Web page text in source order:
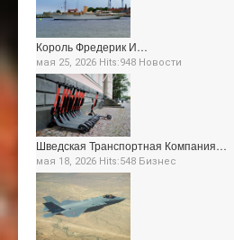
Король Фредерик И…
мая 25, 2026 Hits:948 Новости
Шведская Транспортная Компания…
мая 18, 2026 Hits:548 Бизнес